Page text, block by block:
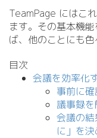
TeamPage にはこ
ます。その基本機
ば、他のことにも色
目次
会議を効率化
事前に
議事録
会議の
に」を決